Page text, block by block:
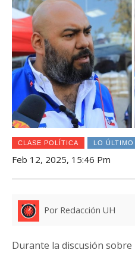
CLASE POLÍTICA LO ÚLTIMO
Feb 12, 2025, 15:46 Pm
Por Redacción UH
Durante la discusión